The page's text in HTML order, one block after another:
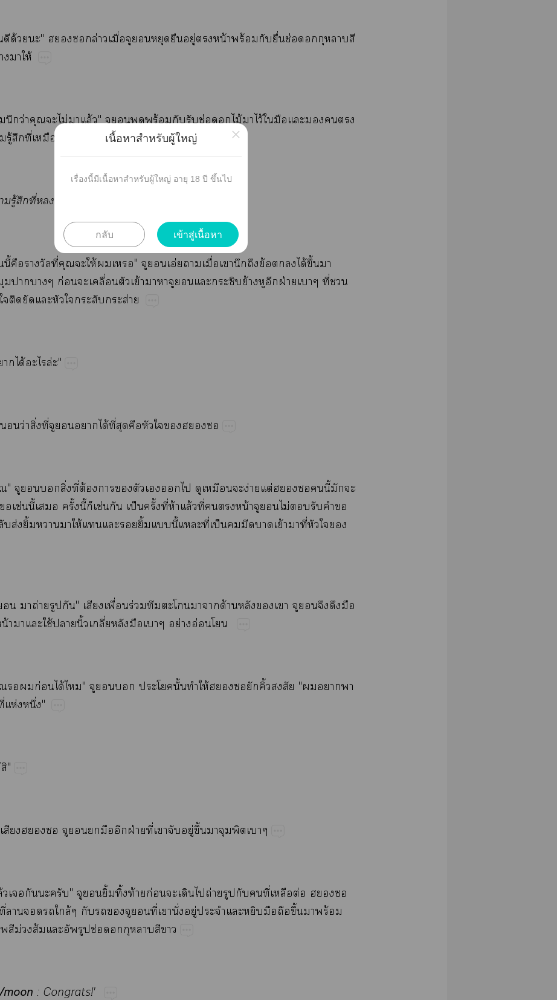
ด้​"​​​ล่​ื่​​​​​ู่​​น้​ร้​​ื่​ช่​​​​
ให้
ว่​​​ไม่​​ล้"​​​​ร้​​​ช่​​ไม้​​ไว้​​​​​​​
​​
​​ี่​​​น่ห์​​
​​​ี่​​​ให้​​"​​​อ่​​ื่​​​​ข้​​​ได้​ึ้​​
ก่​​ื่​​ข้​​​​​​​ข้​​​ฝ่​​ี่​​
ส่
ได้​​ล่"
ว่​ิ่​ี่​​​​ได้​ี่​​​​​​
​ี่​ต้​​​​​​​​​​ง่​ต่​​​ี้​​​
ช่​ี้​​ั้​ี้​​ช่​​ป็​ั้​ี่​ห้​ล้​ี่​​​น้​​​ไม่​​​​​
ส่​ิ้​​​ให้​​​​ิ้​​ี้​​ี่​ป็​​​​ข้​​ี่​​​​
ถ่​​"​​ื่​ร่​​​​​ด้​​​​​​​​​
ใช้​​ิ้​ี่​​​​ย่​อ่​
ก่​ได้​"​​​​​ั้​​ให้​​​ิ้​​"​​​
​ห่​ึ่"
ฝ่​ี่​​​ู่​ึ้​​​
​ิ้​ท้​ก่​​​​ถ่​​​​ี่​​ต่​​​
​​​​ล้​​​​​​ี่​​ั่​ู่​​​​​​ึ้​​ร้​
ม่​ส้​ปช่​​​​
:​Congrats!'
เนื้อหาสำหรับผู้ใหญ่
เรื่องนี้มีเนื้อหาสำหรับผู้ใหญ่ อายุ 18 ปี ขึ้นไป
กลับ เข้าสู่เนื้อหา
×